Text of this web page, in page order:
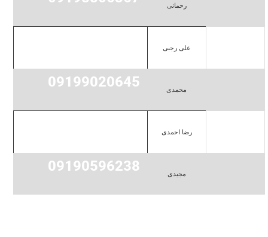
رحمانی
علی رجبی
محمدی 09199020645
رضا احمدی
مجیدی 09190596238